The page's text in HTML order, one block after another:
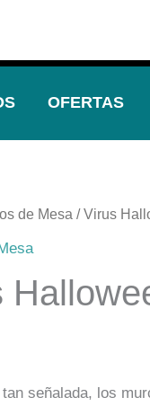
OFERTAS
de Mesa / Virus
señalada, los